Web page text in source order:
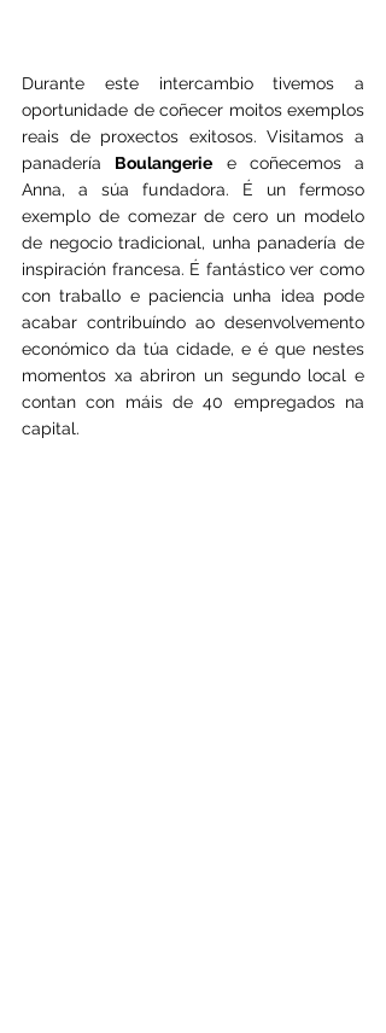
Durante este intercambio tivemos a
oportunidade de coñecer moitos exemplos
reais de proxectos exitosos. Visitamos a
panadería Boulangerie e coñecemos a
Anna, a súa fundadora. É un fermoso
exemplo de comezar de cero un modelo
de negocio tradicional, unha panadería de
inspiración francesa. É fantástico ver como
con traballo e paciencia unha idea pode
acabar contribuíndo ao desenvolvemento
económico da túa cidade, e é que nestes
momentos xa abriron un segundo local e
contan con máis de 40 empregados na
capital.